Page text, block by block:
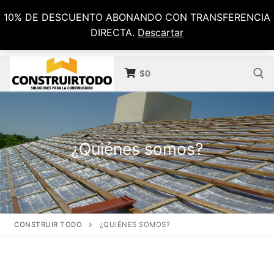
10% DE DESCUENTO ABONANDO CON TRANSFERENCIA
DIRECTA. Descartar
$0
¿Quiénes somos?
CONSTRUIR TODO ¿QUIÉNES SOMOS?